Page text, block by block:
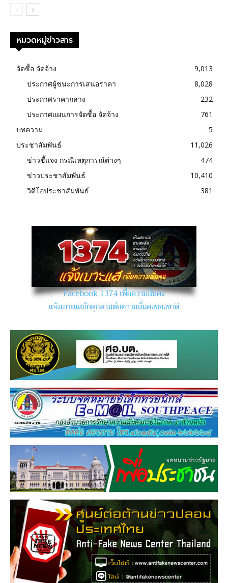
หมวดหมู่ข่าวสาร
จัดซื้อ จัดจ้าง
9,013
ประกาศผู้ชนะการเสนอราคา
8,028
ประกาศราคากลาง
232
ประกาศแผนการจัดซื้อ จัดจ้าง
761
บทความ
5
ประชาสัมพันธ์
11,026
ข่าวชี้แจง กรณีเหตุการณ์ต่างๆ
474
ข่าวประชาสัมพันธ์
10,410
วิดีโอประชาสัมพันธ์
381